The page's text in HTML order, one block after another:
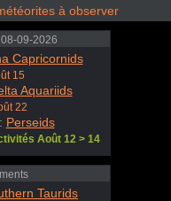
à observer
09-2026
Capricornids
15
Aquariids
22
Perseids
Août 12 > 14
Taurids